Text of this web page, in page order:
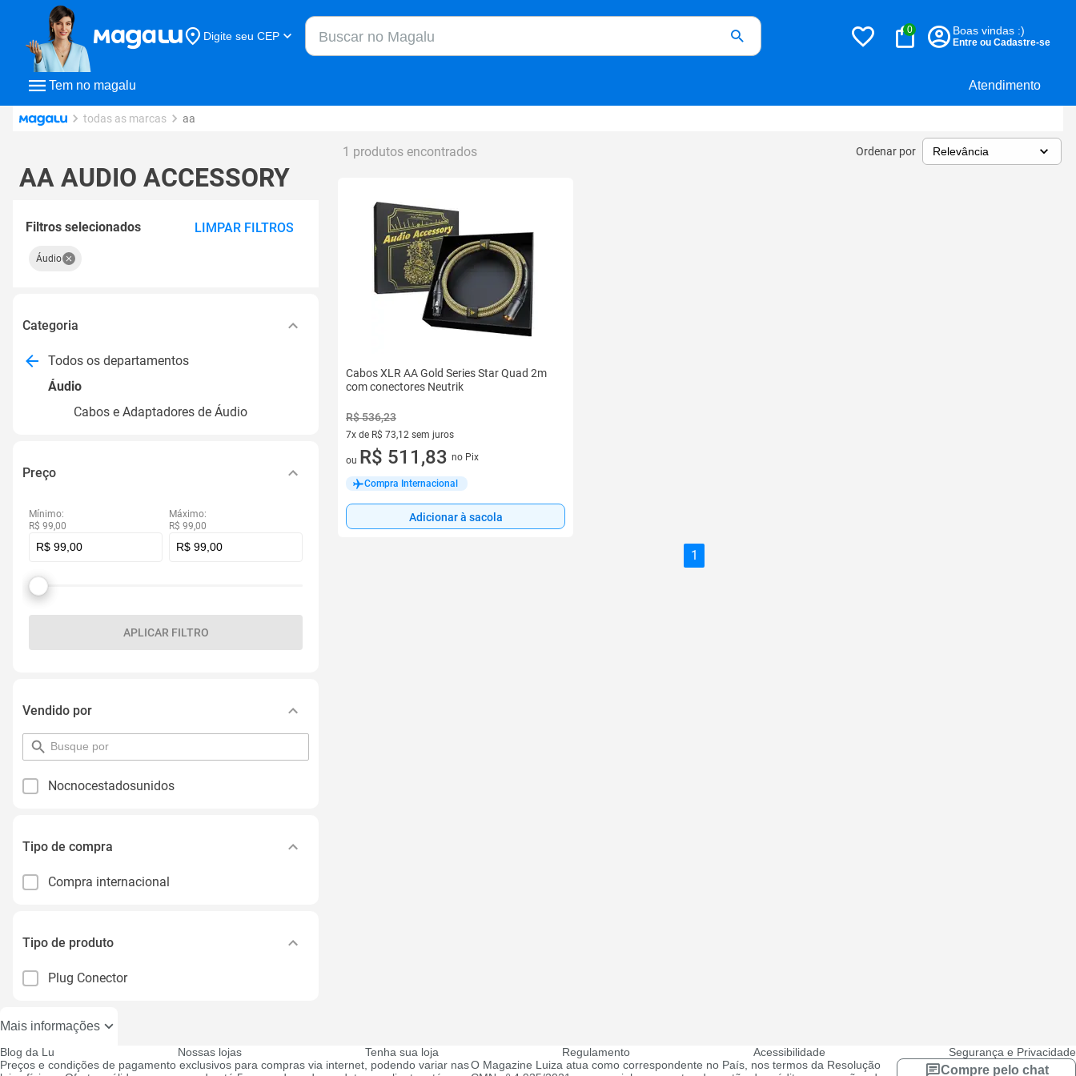
Tem no magalu Atendimento
Digite seu CEP
Buscar no Magalu
0 Boas vindas :)
Entre ou Cadastre-se
todas as marcas aa
AA AUDIO ACCESSORY
Filtros selecionados LIMPAR FILTROS
Áudio
Categoria
Todos os departamentos
Áudio
Cabos e Adaptadores de Áudio
Preço
Mínimo:
R$ 99,00
Máximo:
R$ 99,00
APLICAR FILTRO
Vendido por
pesquisar
por
Nocnocestadosunidos
Tipo de compra
Compra internacional
Tipo de produto
Plug Conector
1 produtos encontrados Ordenar por
Cabos XLR AA Gold Series Star Quad 2m
com conectores Neutrik
R$ 536,23
7x de R$ 73,12 sem juros
7 vez de R$ 73,12 sem juros
ou R$ 511,83 no Pix
Compra Internacional
Adicionar à sacola
1
Mais informações
Blog da Lu Nossas lojas Tenha sua loja Regulamento Acessibilidade
Segurança e Privacidade
Preços e condições de pagamento exclusivos para compras via internet, podendo variar nasO Magazine Luiza atua como correspondente no País, nos termos da Resolução
Compre pelo chat